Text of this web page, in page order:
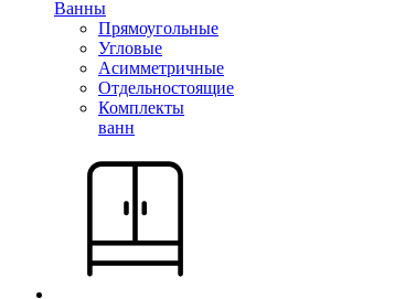
Ванны
Прямоугольные
Угловые
Асимметричные
Отдельностоящие
Комплекты
ванн